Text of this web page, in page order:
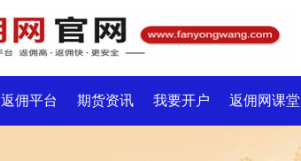
返佣平台 期货资讯 我要开户 返佣网课堂